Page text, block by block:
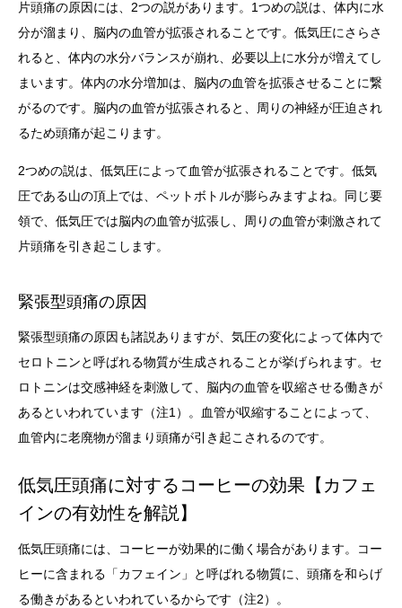
片頭痛の原因には、2つの説があります。1つめの説は、体内に水
分が溜まり、脳内の血管が拡張されることです。低気圧にさらさ
れると、体内の水分バランスが崩れ、必要以上に水分が増えてし
まいます。体内の水分増加は、脳内の血管を拡張させることに繋
がるのです。脳内の血管が拡張されると、周りの神経が圧迫され
るため頭痛が起こります。
2つめの説は、低気圧によって血管が拡張されることです。低気
圧である山の頂上では、ペットボトルが膨らみますよね。同じ要
領で、低気圧では脳内の血管が拡張し、周りの血管が刺激されて
片頭痛を引き起こします。
緊張型頭痛の原因
緊張型頭痛の原因も諸説ありますが、気圧の変化によって体内で
セロトニンと呼ばれる物質が生成されることが挙げられます。セ
ロトニンは交感神経を刺激して、脳内の血管を収縮させる働きが
あるといわれています（注1）。血管が収縮することによって、
血管内に老廃物が溜まり頭痛が引き起こされるのです。
低気圧頭痛に対するコーヒーの効果【カフェ
インの有効性を解説】
低気圧頭痛には、コーヒーが効果的に働く場合があります。コー
ヒーに含まれる「カフェイン」と呼ばれる物質に、頭痛を和らげ
る働きがあるといわれているからです（注2）。